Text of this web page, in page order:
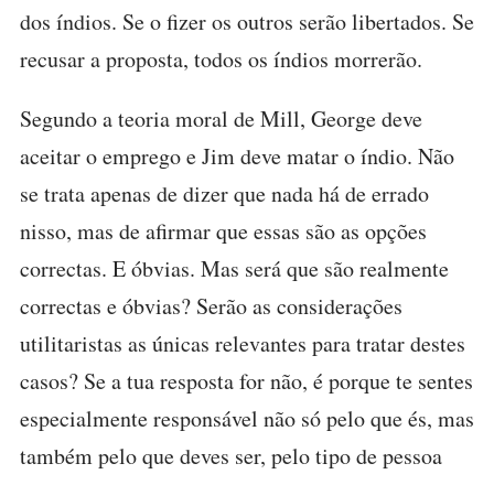
dos índios. Se o fizer os outros serão libertados. Se
recusar a proposta, todos os índios morrerão.
Segundo a teoria moral de Mill, George deve
aceitar o emprego e Jim deve matar o índio. Não
se trata apenas de dizer que nada há de errado
nisso, mas de afirmar que essas são as opções
correctas. E óbvias. Mas será que são realmente
correctas e óbvias? Serão as considerações
utilitaristas as únicas relevantes para tratar destes
casos? Se a tua resposta for não, é porque te sentes
especialmente responsável não só pelo que és, mas
também pelo que deves ser, pelo tipo de pessoa